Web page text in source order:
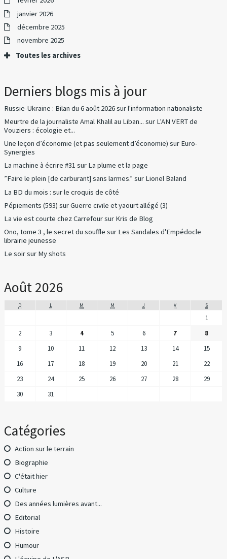
janvier 2026
décembre 2025
novembre 2025
Toutes les archives
Derniers blogs mis à jour
Russie-Ukraine : Bilan du 6 août 2026surl'information nationaliste
Meurtre de la journaliste Amal Khalil au Liban... sur L'AN VERT de
Vouziers : écologie et...
Une leçon d’économie (et pas seulement d’économie) sur Euro-
Synergies
La machine à écrire #31 sur La plume et la page
”Faire le plein [de carburant] sans larmes.” sur Lionel Baland
La BD du mois : surle croquis de côté
Pépiements (593) surGuerre civile et yaourt allégé (3)
La vie est courte chez Carrefoursur Kris de Blog
Ono, tome 3 , le secret du souffle sur Les Sandales d'Empédocle
librairie jeunesse
Le soirsur My shots
Août 2026
D L M M J V S
1
2
3 4 5 6 7
8
9
10 11 12 13 14
15
16
17 18 19 20 21
22
23
24 25 26 27 28
29
30
31
Catégories
Action sur le terrain
Biographie
C'était hier
Culture
Des années lumières avant...
Editorial
Histoire
Humour